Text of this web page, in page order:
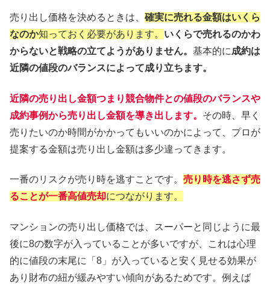
売り出し価格を決めるときは、 確実に売れる金額はいくら
なのか知っておく必要があります。 いくらで売れるのかわ
からないと戦略の立てようがありません。 基本的に成約は
近隣の値段のバランスによって成り立ちます。
近隣の売り出し金額つまり競合物件との値段のバランスや
成約事例から売り出し金額を導き出します。 その時、早く
売りたいのか時間がかかってもいいのかによって、プロが
提案する金額は売り出し金額は多少違ってきます。
一番のリスクが売り時を逃すことです。 売り時を逃さず売
ることが一番高値売却につながります。
マンションの売り出し価格では、スーパーと同じように最
後に8の数字が入っていることが多いですが、これは心理
的に値段の末尾に「8」が入っていると安く見せる効果が
あり財布の紐が緩みやすい傾向があるためです。例えば